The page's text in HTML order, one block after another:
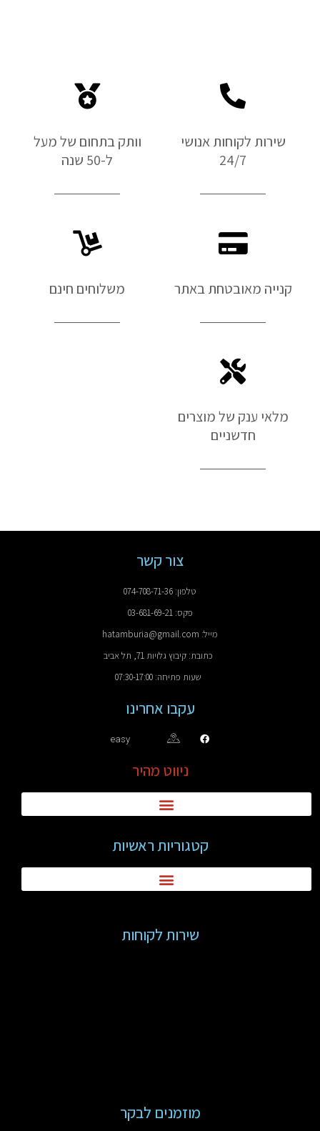
שירות לקוחות אנושי
24/7
וותק בתחום של מעל
ל-50 שנה
קנייה מאובטחת באתר משלוחים חינם
מלאי ענק של מוצרים
חדשניים
צור קשר
טלפון: 074-708-71-36
פקס: 03-681-69-21
מייל: hatamburia@gmail.com
כתובת: קיבוץ גלויות 71, תל אביב
שעות פתיחה: 07:30-17:00
עקבו אחרינו
easy
ניווט מהיר
קטגוריות ראשיות
שירות לקוחות
מוזמנים לבקר